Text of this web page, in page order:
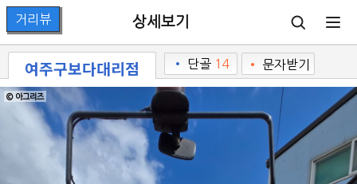
상세보기
여주구보다대리점 • 단골 14 • 문자받기
© 아그리즈